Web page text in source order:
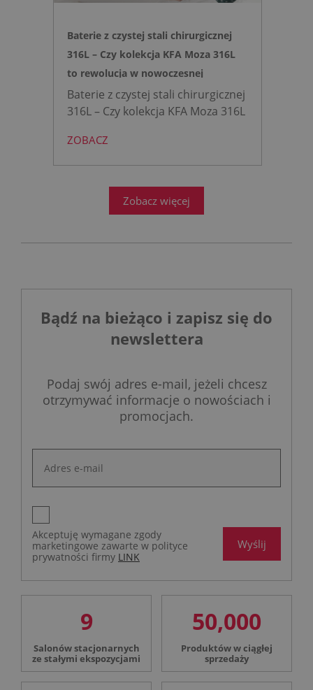
Baterie z czystej stali chirurgicznej
316L – Czy kolekcja KFA Moza 316L
to rewolucja w nowoczesnej
łazience?
Baterie z czystej stali chirurgicznej
316L – Czy kolekcja KFA Moza 316L
łazience?
projektowanie łazienek stanęło
ZOBACZ
Zobacz więcej
Bądź na bieżąco i zapisz się do
newslettera
Podaj swój adres e-mail, jeżeli chcesz
otrzymywać informacje o nowościach i
promocjach.
Akceptuję wymagane zgody
marketingowe zawarte w polityce
prywatności firmy LINK
Wyślij
9
Salonów stacjonarnych
ze stałymi ekspozycjami
50,000
Produktów w ciągłej
sprzedaży